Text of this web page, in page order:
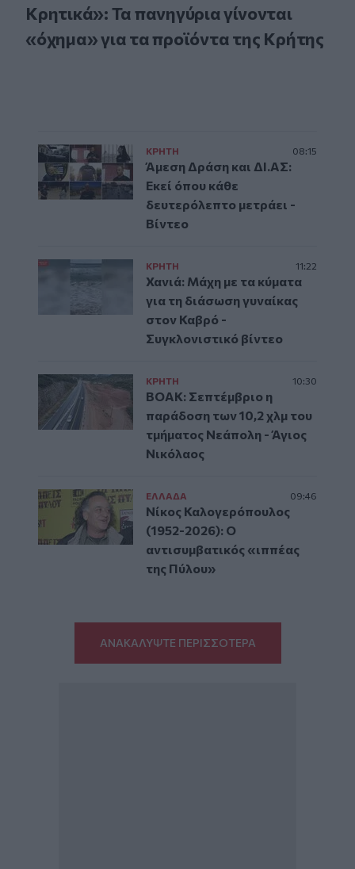
Κρητικά»: Τα πανηγύρια γίνονται
«όχημα» για τα προϊόντα της Κρήτης
ΚΡΗΤΗ 08:15
Άμεση Δράση και ΔΙ.ΑΣ:
Εκεί όπου κάθε
δευτερόλεπτο μετράει -
Βίντεο
ΚΡΗΤΗ 11:22
Χανιά: Μάχη με τα κύματα
για τη διάσωση γυναίκας
στον Καβρό -
Συγκλονιστικό βίντεο
ΚΡΗΤΗ 10:30
ΒΟΑΚ: Σεπτέμβριο η
παράδοση των 10,2 χλμ του
τμήματος Νεάπολη - Άγιος
Νικόλαος
ΕΛΛAΔΑ 09:46
Νίκος Καλογερόπουλος
(1952-2026): O
αντισυμβατικός «ιππέας
της Πύλου»
ΑΝΑΚΑΛΥΨΤΕ ΠΕΡΙΣΣΟΤΕΡΑ